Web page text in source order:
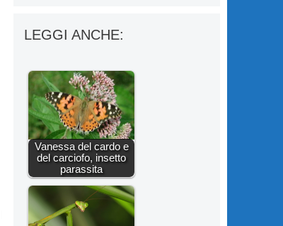
LEGGI ANCHE:
Vanessa del cardo e
del carciofo, insetto
parassita